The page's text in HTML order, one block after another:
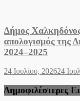
Δήμος
απολογισμός της
2024–2025
Posted
24 Ιουλίου, 202624
Δημοφιλέστερες